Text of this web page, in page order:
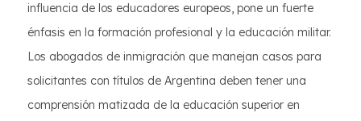
influencia de los educadores europeos, pone un fuerte
énfasis en la formación profesional y la educación militar.
Los abogados de inmigración que manejan casos para
solicitantes con títulos de Argentina deben tener una
comprensión matizada de la educación superior en